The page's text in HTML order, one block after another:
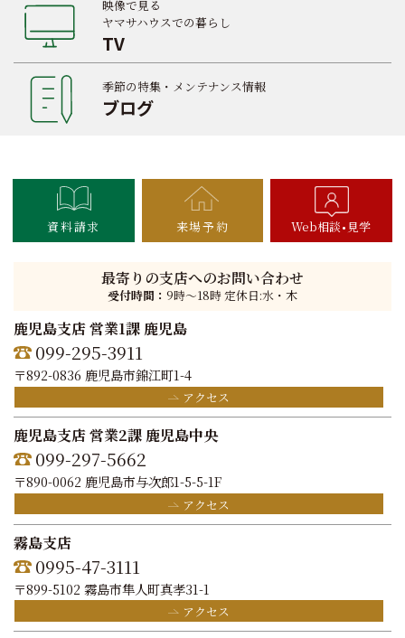
映像で見る
ヤマサハウスでの暮らし
TV
季節の特集・メンテナンス情報
ブログ
資料請求 来場予約 Web相談 見学
最寄りの支店へのお問い合わせ
受付時間： 9時〜18時 定休日:水・木
鹿児島支店 営業1課 鹿児島
099-295-3911
〒892-0836 鹿児島市錦江町1-4
アクセス
鹿児島支店 営業2課 鹿児島中央
099-297-5662
〒890-0062 鹿児島市与次郎1-5-5-1F
アクセス
霧島支店
0995-47-3111
〒899-5102 霧島市隼人町真孝31-1
アクセス